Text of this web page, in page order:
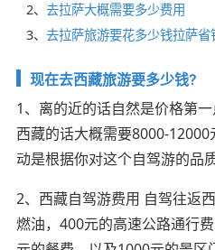
2、去拉萨大概需要多少费用
3、去拉萨旅游要花多少钱拉萨省
现在去西藏旅游要多少钱?
1、离的近的话自然是价格第
西藏的话大概需要8000-
动是根据你对这个自驾游的品
2、西藏自驾游费用 自驾往返
燃油，400元的高速公路通行